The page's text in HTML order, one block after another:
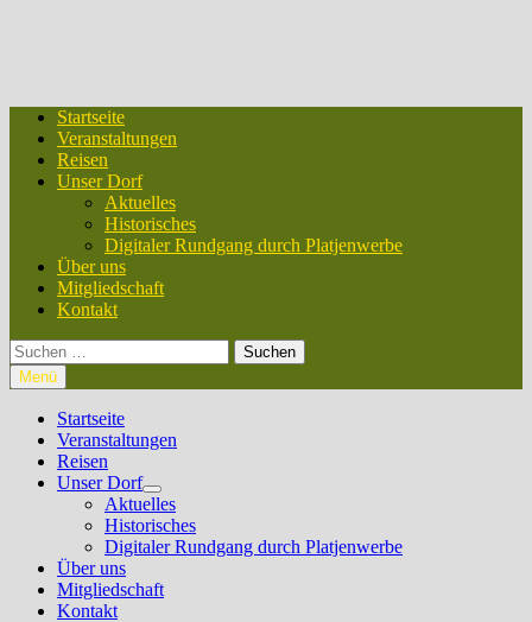
Startseite
Veranstaltungen
Reisen
Unser Dorf
Aktuelles
Historisches
Digitaler Rundgang durch Platjenwerbe
Über uns
Mitgliedschaft
Kontakt
Suchen
nach:
Menü
Startseite
Veranstaltungen
Reisen
Unser Dorf
Untermenü
anzeigen
Aktuelles
Historisches
Digitaler Rundgang durch Platjenwerbe
Über uns
Mitgliedschaft
Kontakt